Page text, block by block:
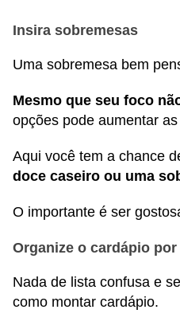
Insira sobremesas
Uma sobremesa bem
Mesmo que seu foco
opções pode aumentar
Aqui você tem a chance
doce caseiro ou uma
O importante é ser
Organize o cardápio
Nada de lista confusa e
como montar cardápio.